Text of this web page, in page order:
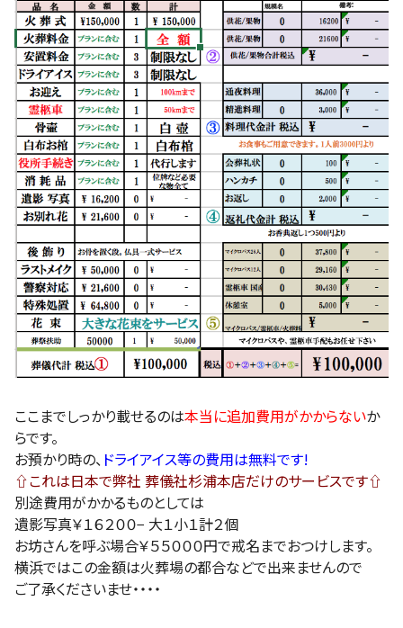
ここまでしっかり載せるのは本当に追加費用がかからないか
らです。
お預かり時の、ドライアイス等の費用は無料です!
⇧これは日本で弊社 葬儀社杉浦本店だけのサービスです⇧
別途費用がかかるものとしては
遺影写真￥１６２００− 大１小１計２個
お坊さんを呼ぶ場合￥５５０００円で戒名までおつけします。
横浜ではこの金額は火葬場の都合などで出来ませんので
ご了承くださいませ・・・・